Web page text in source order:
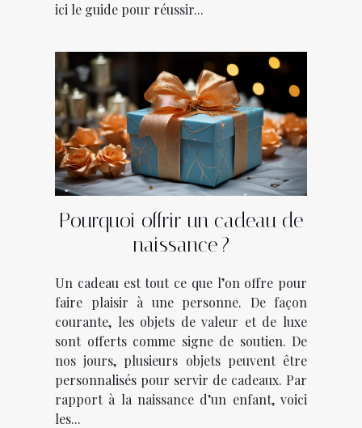
ici le guide pour réussir...
Pourquoi offrir un cadeau de
naissance ?
Un cadeau est tout ce que l’on offre pour
faire plaisir à une personne. De façon
courante, les objets de valeur et de luxe
sont offerts comme signe de soutien. De
nos jours, plusieurs objets peuvent être
personnalisés pour servir de cadeaux. Par
rapport à la naissance d’un enfant, voici
les...